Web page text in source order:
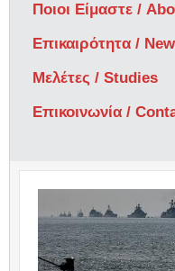
Ποιοι Είμαστε /
Επικαιρότητα /
Μελέτες / Studies
Επικοινωνία /